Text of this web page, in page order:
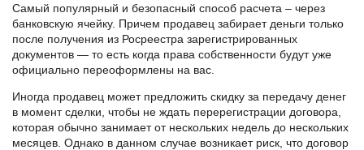
Самый популярный и безопасный способ расчета – через
банковскую ячейку. Причем продавец забирает деньги только
после получения из Росреестра зарегистрированных
документов — то есть когда права собственности будут уже
официально переоформлены на вас.
Иногда продавец может предложить скидку за передачу денег
в момент сделки, чтобы не ждать перерегистрации договора,
которая обычно занимает от нескольких недель до нескольких
месяцев. Однако в данном случае возникает риск, что договор